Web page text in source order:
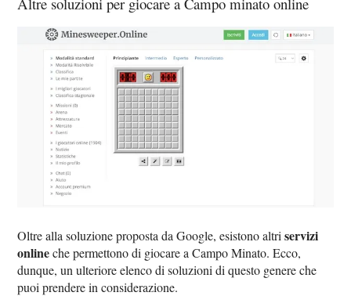
Oltre alla soluzione proposta da Google, esistono altriservizi
onlineche permettono di giocare a Campo Minato. Ecco,
dunque, un ulteriore elenco di soluzioni di questo genere che
puoi prendere in considerazione.